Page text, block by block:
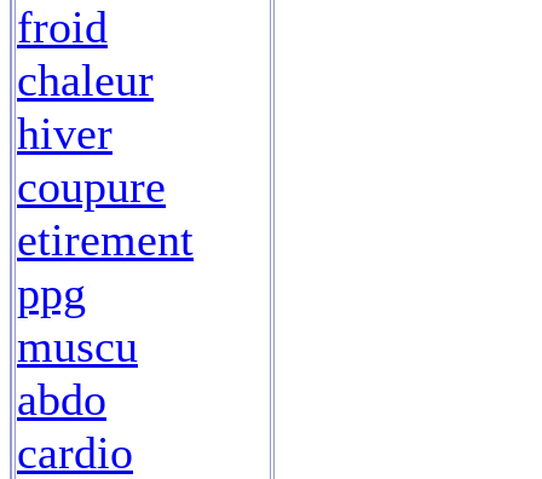
froid
chaleur
hiver
coupure
etirement
ppg
muscu
abdo
cardio